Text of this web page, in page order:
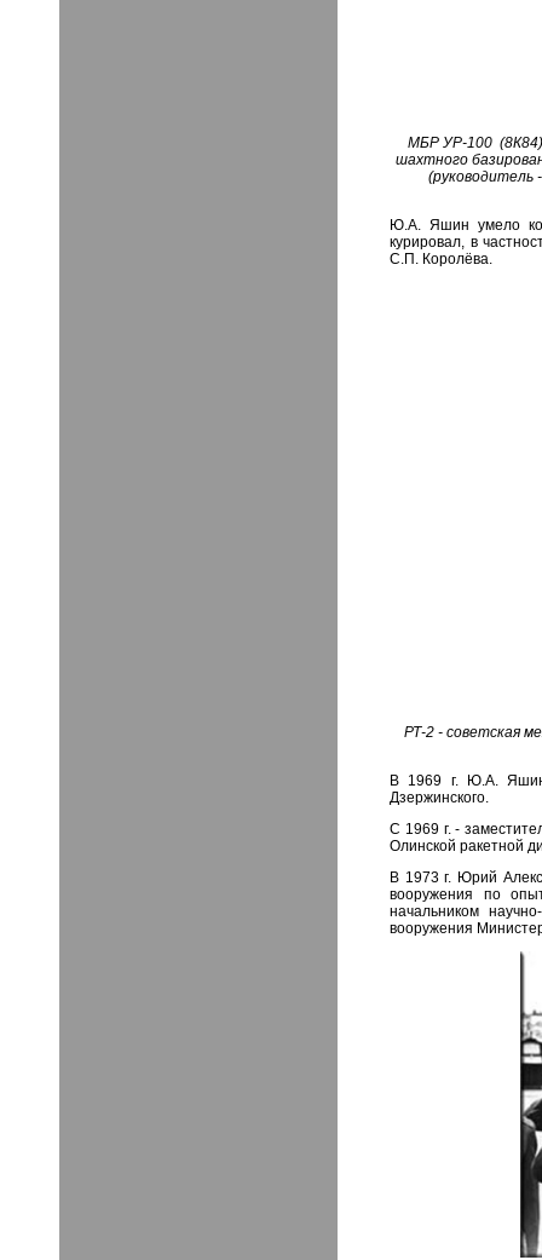
МБР УР-100 (8К84)
шахтного
Ю.А. Яшин умело
курировал, в
С.П. Королёва.
РТ-2 - советская
В 1969 г. Ю.А. Яшин
Дзержинского.
С 1969 г. -
Олинской ракетной
В 1973 г. Юрий
вооружения по
начальником
вооружения